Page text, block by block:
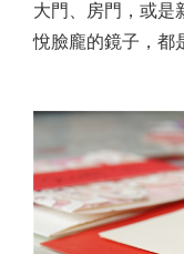
大門、房門，或是
悅臉龐的鏡子，都